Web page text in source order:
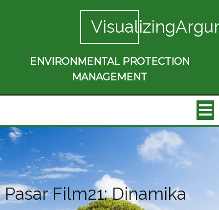
ENVIRONMENTAL PROTECTION
MANAGEMENT
Pasar Film21: Dinamika